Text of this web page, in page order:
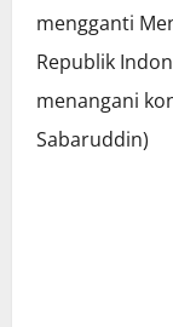
mengganti
Republik
menangani
Sabaruddin)